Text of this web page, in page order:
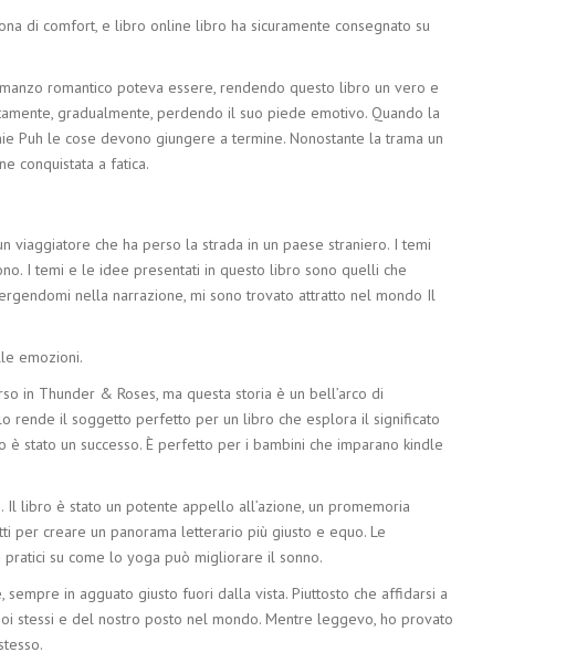
di comfort, e libro online libro ha sicuramente consegnato su
romantico poteva essere, rendendo questo libro un vero e
gradualmente, perdendo il suo piede emotivo. Quando la
Puh le cose devono giungere a termine. Nonostante la trama un
conquistata a fatica.
viaggiatore che ha perso la strada in un paese straniero. I temi
I temi e le idee presentati in questo libro sono quelli che
nella narrazione, mi sono trovato attratto nel mondo Il
emozioni.
in Thunder & Roses, ma questa storia è un bell’arco di
rende il soggetto perfetto per un libro che esplora il significato
stato un successo. È perfetto per i bambini che imparano kindle
libro è stato un potente appello all’azione, un promemoria
per creare un panorama letterario più giusto e equo. Le
su come lo yoga può migliorare il sonno.
in agguato giusto fuori dalla vista. Piuttosto che affidarsi a
stessi e del nostro posto nel mondo. Mentre leggevo, ho provato